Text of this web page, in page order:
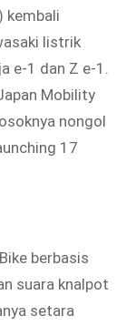
kembali
listrik
e-1 dan Z e-1.
Mobility
nongol
17
berbasis
suara knalpot
setara